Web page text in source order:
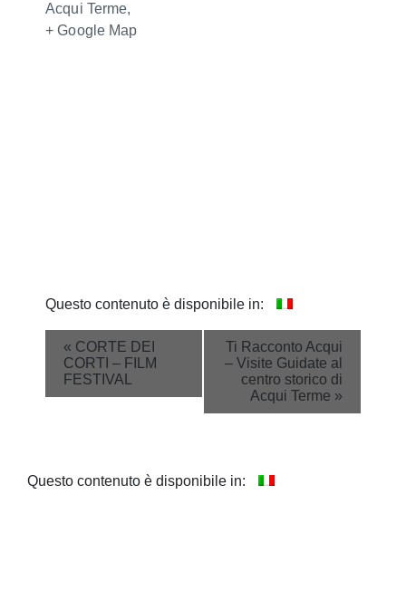
Acqui Terme,
+ Google Map
Questo contenuto è disponibile in:
Event
Navigation
« CORTE DEI
CORTI – FILM
FESTIVAL
Ti Racconto Acqui
– Visite Guidate al
centro storico di
Acqui Terme »
Questo contenuto è disponibile in: